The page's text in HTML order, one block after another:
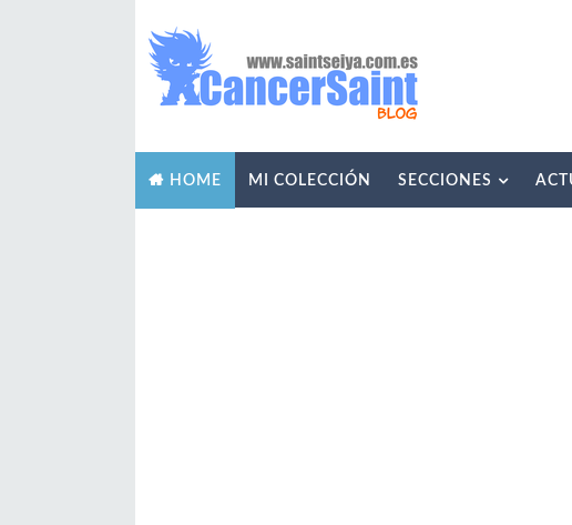
HOME MI COLECCIÓN SECCIONES